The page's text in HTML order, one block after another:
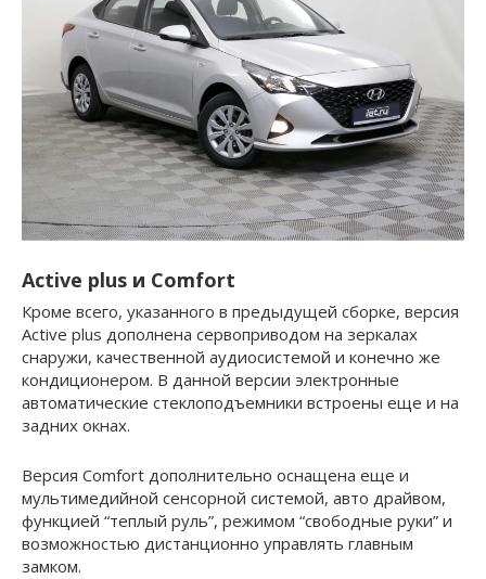
Active plus и Comfort
Кроме всего, указанного в предыдущей сборке, версия
Active plus дополнена сервоприводом на зеркалах
снаружи, качественной аудиосистемой и конечно же
кондиционером. В данной версии электронные
автоматические стеклоподъемники встроены еще и на
задних окнах.
Версия Comfort дополнительно оснащена еще и
мультимедийной сенсорной системой, авто драйвом,
функцией “теплый руль”, режимом “cвободные руки” и
возможностью дистанционно управлять главным
замком.